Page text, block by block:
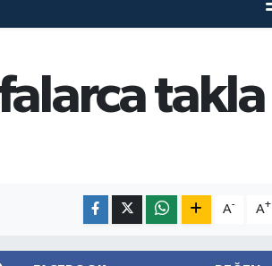
takla
A- A+